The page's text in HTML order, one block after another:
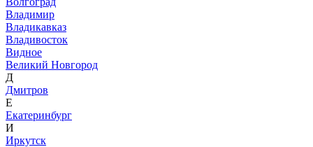
Владимир
Владикавказ
Владивосток
Видное
Великий Новгород
Д
Дмитров
Е
Екатеринбург
И
Иркутск